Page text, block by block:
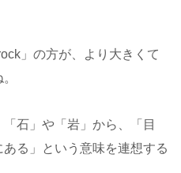
」の方が、より大きくて
石」や「岩」から、「目
る」という意味を連想する